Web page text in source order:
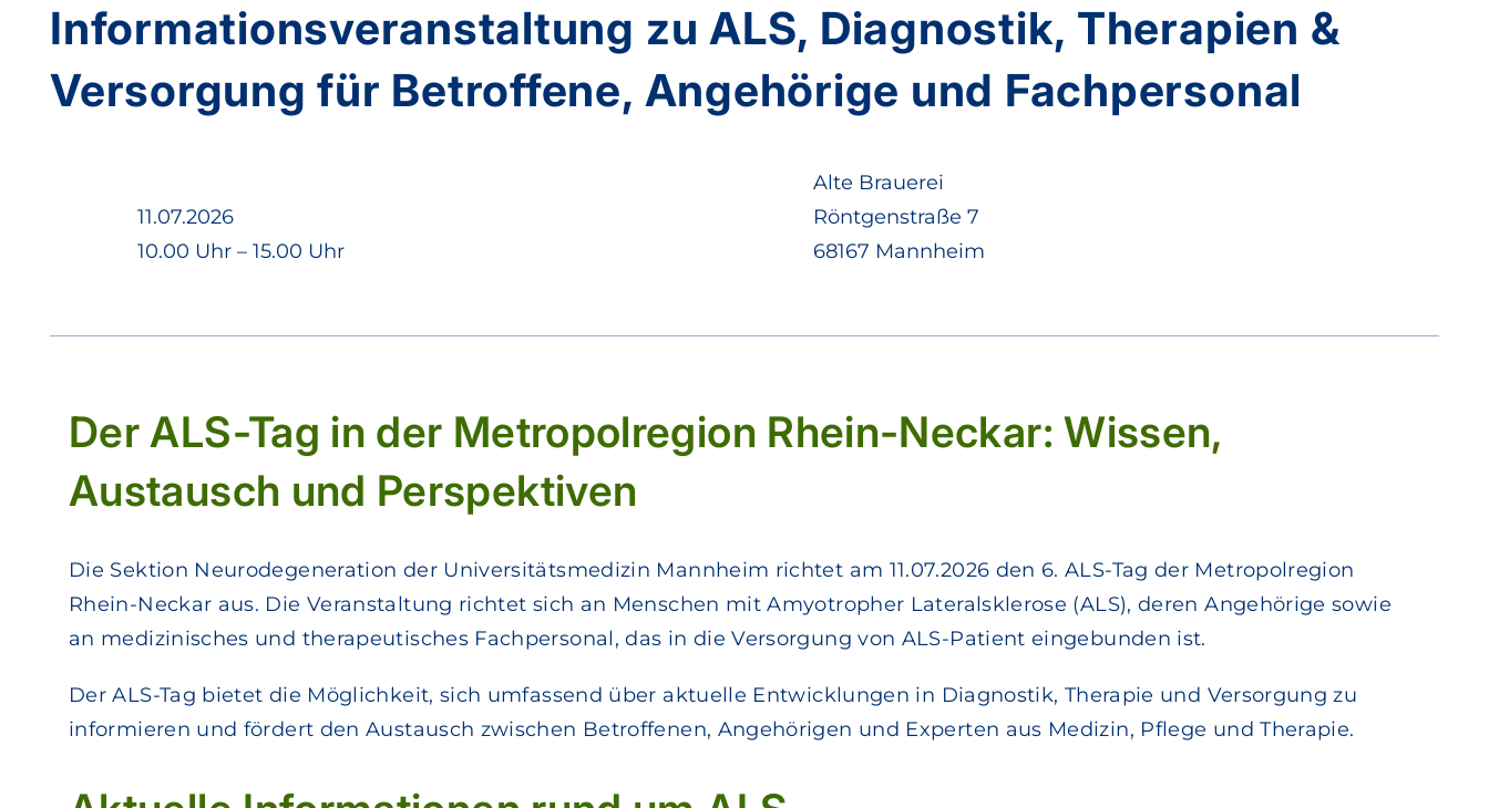
Informationsveranstaltung zu ALS, Diagnostik, Therapien &
Versorgung für Betroffene, Angehörige und Fachpersonal
11.07.2026
10.00 Uhr – 15.00 Uhr
Alte Brauerei
Röntgenstraße 7
68167 Mannheim
Der ALS-Tag in der Metropolregion Rhein-Neckar: Wissen,
Austausch und Perspektiven
Die Sektion Neurodegeneration der Universitätsmedizin Mannheim richtet am 11.07.2026 den 6. ALS-Tag der Metropolregion
Rhein-Neckar aus. Die Veranstaltung richtet sich an Menschen mit Amyotropher Lateralsklerose (ALS), deren Angehörige sowie
an medizinisches und therapeutisches Fachpersonal, das in die Versorgung von ALS-Patient eingebunden ist.
Der ALS-Tag bietet die Möglichkeit, sich umfassend über aktuelle Entwicklungen in Diagnostik, Therapie und Versorgung zu
informieren und fördert den Austausch zwischen Betroffenen, Angehörigen und Experten aus Medizin, Pflege und Therapie.